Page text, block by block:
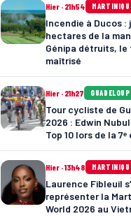
Hier · 21h54
Incendie à Ducos :
hectares de la
Génipa détruits, le
maîtrisé
Hier · 21h27
Tour cycliste de
2026 : Edwin
Top 10 lors de la
Hier · 13h48
Laurence Fibleuil
représenter la
World 2026 au